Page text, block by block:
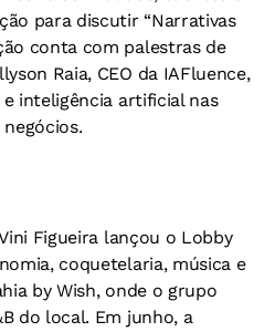
para discutir “Narrativas
conta com palestras de
Raia, CEO da IAFluence,
inteligência artificial nas
Figueira lançou o Lobby
coquetelaria, música e
by Wish, onde o grupo
do local. Em junho, a